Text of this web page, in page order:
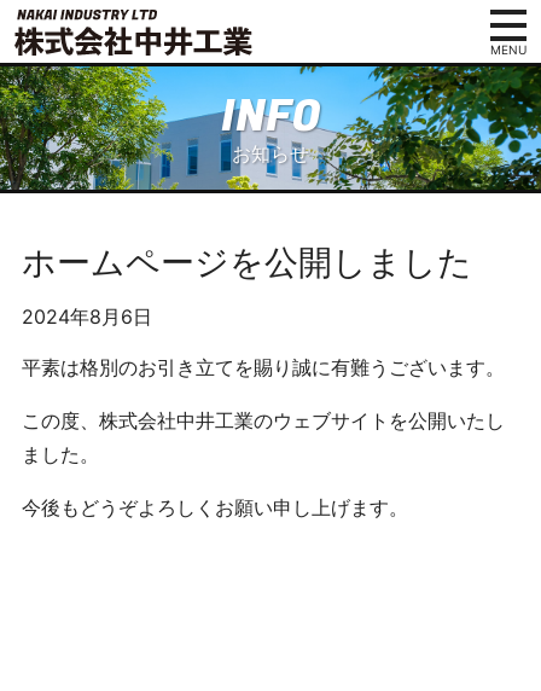
コンテンツへ
ナビゲーションへ
ホームへ
ホーム
中井工業の特徴
事業内容
会社概要
採用情報
アクセス
お問い合わせ
株
式
会
社
工
滋
県
生
郡
日
野
お知らせ
ホームページを公開しました
2024年8月6日
平素は格別のお引き立てを賜り誠に有難うございます。
この度、株式会社中井工業のウェブサイトを公開いたし
ました。
今後もどうぞよろしくお願い申し上げます。